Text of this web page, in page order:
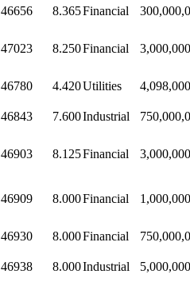
46656 8.365Financial
47023 8.250Financial
46780 4.420Utilities
46843 7.600Industrial
46903 8.125Financial
46909 8.000Financial
46930 8.000Financial
46938 8.000Industrial